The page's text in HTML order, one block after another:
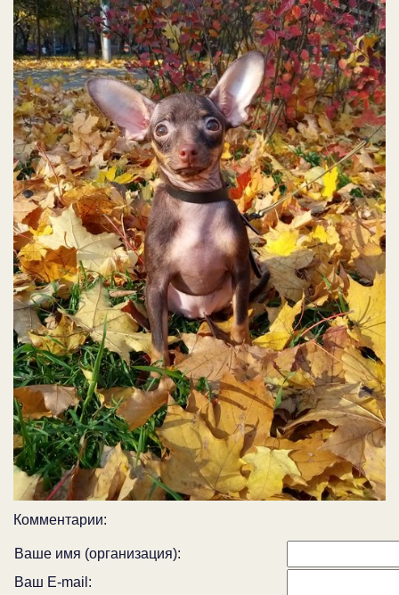
Комментарии:
Ваше имя (организация):
Ваш E-mail: